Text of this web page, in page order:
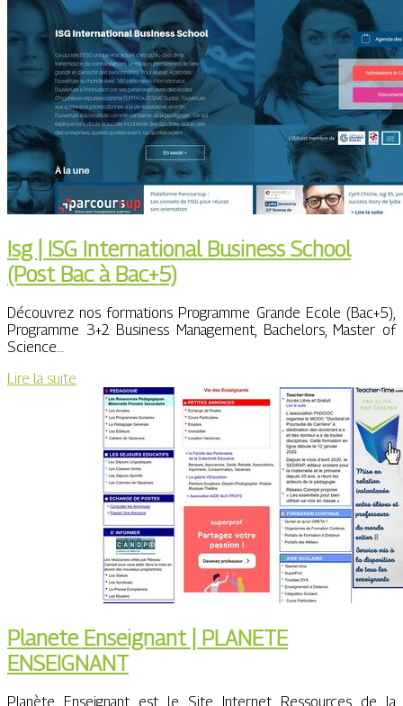
Isg | ISG In­ter­natio­nal Business School
(Post Bac à Bac+5)
Découvrez nos formations Programme Grande Ecole (Bac+5),
Programme 3+2 Business Management, Bachelors, Master of
Science…
Lire la suite
Planete Enseignant | PLANETE
ENSEIGNANT
Planète Enseignant est le Site Internet Ressources de la